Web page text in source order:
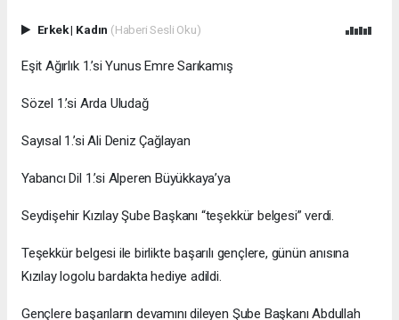
Erkek| Kadın (Haberi Sesli Oku)
Eşit Ağırlık 1.’si Yunus Emre Sarıkamış
Sözel 1.’si Arda Uludağ
Sayısal 1.’si Ali Deniz Çağlayan
Yabancı Dil 1.’si Alperen Büyükkaya’ya
Seydişehir Kızılay Şube Başkanı “teşekkür belgesi” verdi.
Teşekkür belgesi ile birlikte başarılı gençlere, günün anısına
Kızılay logolu bardakta hediye adildi.
Gençlere başarıların devamını dileyen Şube Başkanı Abdullah